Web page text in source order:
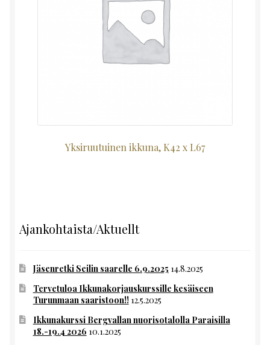
Yksiruutuinen ikkuna, K42 x L67
Ajankohtaista/Aktuellt
Jäsenretki Seilin saarelle 6.9.2025 14.8.2025
Tervetuloa Ikkunakorjauskurssille kesäiseen
Turunmaan saaristoon!! 12.5.2025
Ikkunakurssi Bergvallan nuorisotalolla Paraisilla
18.-19.4 2026 10.1.2025